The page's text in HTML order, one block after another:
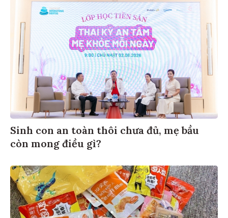
Sinh con an toàn thôi chưa đủ, mẹ bầu
còn mong điều gì?